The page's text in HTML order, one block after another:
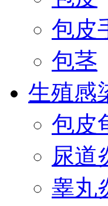
包皮
包茎
生殖感
包皮
尿道
睾丸